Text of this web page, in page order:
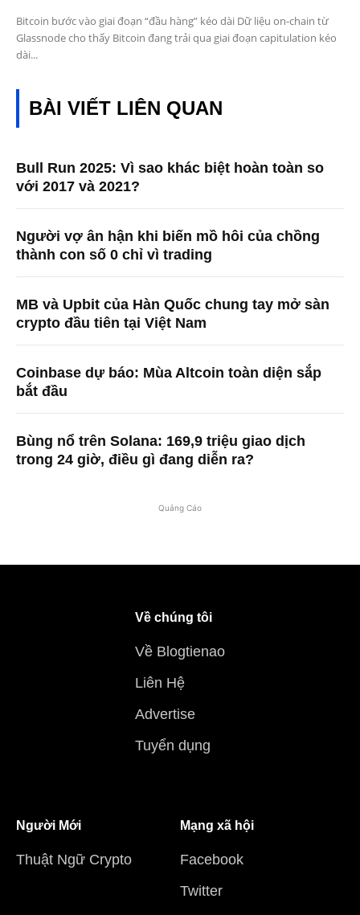
Bitcoin bước vào giai đoạn “đầu hàng” kéo dài Dữ liệu on-chain từ
Glassnode cho thấy Bitcoin đang trải qua giai đoạn capitulation kéo
dài...
BÀI VIẾT LIÊN QUAN
Bull Run 2025: Vì sao khác biệt hoàn toàn so
với 2017 và 2021?
Người vợ ân hận khi biến mồ hôi của chồng
thành con số 0 chỉ vì trading
MB và Upbit của Hàn Quốc chung tay mở sàn
crypto đầu tiên tại Việt Nam
Coinbase dự báo: Mùa Altcoin toàn diện sắp
bắt đầu
Bùng nổ trên Solana: 169,9 triệu giao dịch
trong 24 giờ, điều gì đang diễn ra?
Quảng Cáo
Về chúng tôi
Về Blogtienao
Liên Hệ
Advertise
Tuyển dụng
Người Mới
Thuật Ngữ Crypto
Mạng xã hội
Facebook
Twitter